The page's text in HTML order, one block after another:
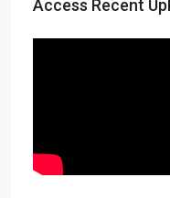
Access Recent